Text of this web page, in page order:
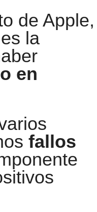
de Apple,
la
en
fallos